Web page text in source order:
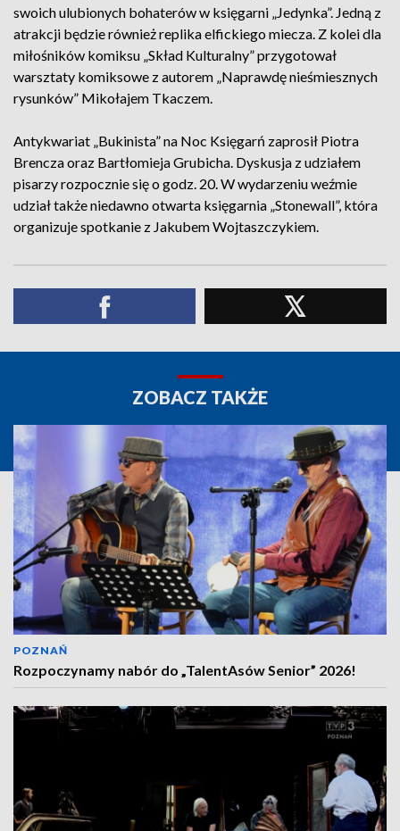
swoich ulubionych bohaterów w księgarni „Jedynka”. Jedną z
atrakcji będzie również replika elfickiego miecza. Z kolei dla
miłośników komiksu „Skład Kulturalny” przygotował
warsztaty komiksowe z autorem „Naprawdę nieśmiesznych
rysunków” Mikołajem Tkaczem.
Antykwariat „Bukinista” na Noc Księgarń zaprosił Piotra
Brencza oraz Bartłomieja Grubicha. Dyskusja z udziałem
pisarzy rozpocznie się o godz. 20. W wydarzeniu weźmie
udział także niedawno otwarta księgarnia „Stonewall”, która
organizuje spotkanie z Jakubem Wojtaszczykiem.
ZOBACZ TAKŻE
POZNAŃ
Rozpoczynamy nabór do „TalentAsów Senior” 2026!